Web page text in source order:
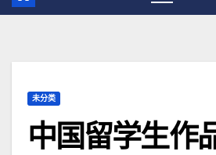
未分类
中国留学生作